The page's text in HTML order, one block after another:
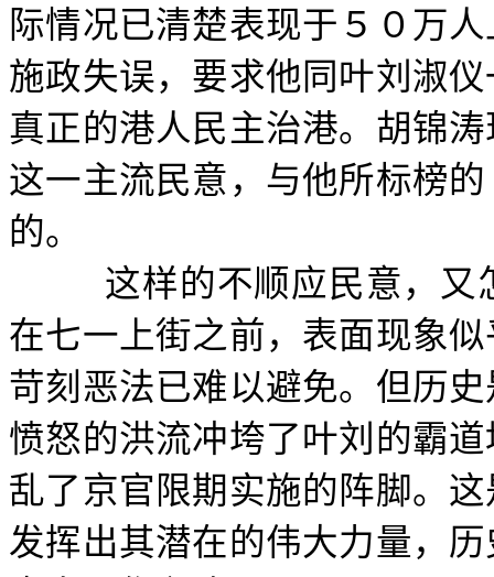
际情况已清楚表现于５０万
施政失误，要求他同叶刘淑
真正的港人民主治港。胡锦
这一主流民意，与他所标榜
的。
这样的不顺应民意，又
在七一上街之前，表面现象
苛刻恶法已难以避免。但历
愤怒的洪流冲垮了叶刘的霸
乱了京官限期实施的阵脚。
发挥出其潜在的伟大力量，